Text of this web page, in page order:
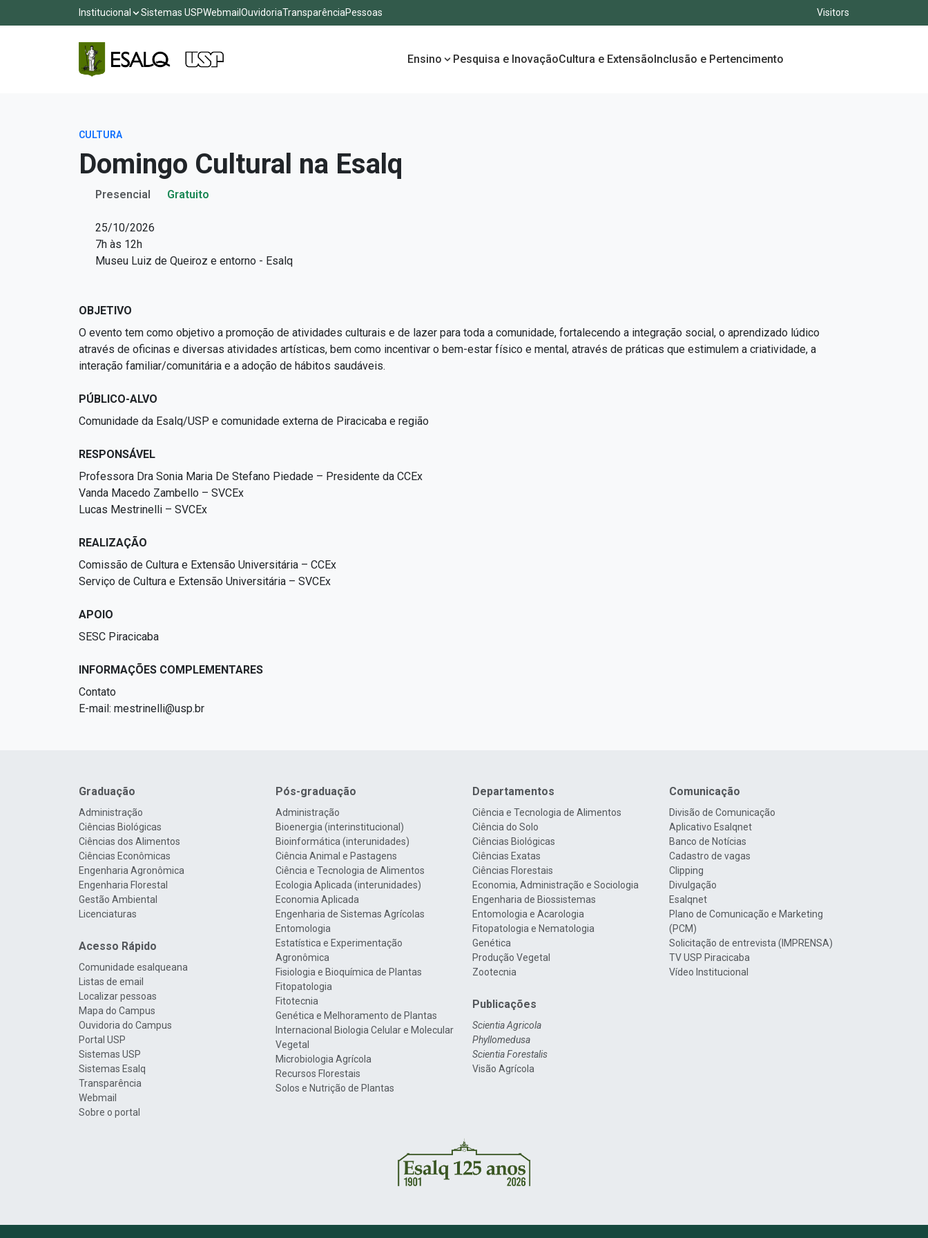
Institucional Sistemas USPWebmail OuvidoriaTransparênciaPessoas Visitors
Ensino Pesquisa e InovaçãoCultura e ExtensãoInclusão e Pertencimento
CULTURA
Domingo Cultural na Esalq
Presencial Gratuito
25/10/2026
7h às 12h
Museu Luiz de Queiroz e entorno - Esalq
OBJETIVO
O evento tem como objetivo a promoção de atividades culturais e de lazer para toda a comunidade, fortalecendo a integração social, o aprendizado lúdico
através de oficinas e diversas atividades artísticas, bem como incentivar o bem-estar físico e mental, através de práticas que estimulem a criatividade, a
interação familiar/comunitária e a adoção de hábitos saudáveis.
PÚBLICO-ALVO
Comunidade da Esalq/USP e comunidade externa de Piracicaba e região
RESPONSÁVEL
Professora Dra Sonia Maria De Stefano Piedade – Presidente da CCEx
Vanda Macedo Zambello – SVCEx
Lucas Mestrinelli – SVCEx
REALIZAÇÃO
Comissão de Cultura e Extensão Universitária – CCEx
Serviço de Cultura e Extensão Universitária – SVCEx
APOIO
SESC Piracicaba
INFORMAÇÕES COMPLEMENTARES
Contato
E-mail: mestrinelli@usp.br
Graduação
Administração
Ciências Biológicas
Ciências dos Alimentos
Ciências Econômicas
Engenharia Agronômica
Engenharia Florestal
Gestão Ambiental
Licenciaturas
Acesso Rápido
Comunidade esalqueana
Listas de email
Localizar pessoas
Mapa do Campus
Ouvidoria do Campus
Portal USP
Sistemas USP
Sistemas Esalq
Transparência
Webmail
Sobre o portal
Pós-graduação
Administração
Bioenergia (interinstitucional)
Bioinformática (interunidades)
Ciência Animal e Pastagens
Ciência e Tecnologia de Alimentos
Ecologia Aplicada (interunidades)
Economia Aplicada
Engenharia de Sistemas Agrícolas
Entomologia
Estatística e Experimentação
Agronômica
Fisiologia e Bioquímica de Plantas
Fitopatologia
Fitotecnia
Genética e Melhoramento de Plantas
Internacional Biologia Celular e Molecular
Vegetal
Microbiologia Agrícola
Recursos Florestais
Solos e Nutrição de Plantas
Departamentos
Ciência e Tecnologia de Alimentos
Ciência do Solo
Ciências Biológicas
Ciências Exatas
Ciências Florestais
Economia, Administração e Sociologia
Engenharia de Biossistemas
Entomologia e Acarologia
Fitopatologia e Nematologia
Genética
Produção Vegetal
Zootecnia
Publicações
Scientia Agricola
Phyllomedusa
Scientia Forestalis
Visão Agrícola
Comunicação
Divisão de Comunicação
Aplicativo Esalqnet
Banco de Notícias
Cadastro de vagas
Clipping
Divulgação
Esalqnet
Plano de Comunicação e Marketing
(PCM)
Solicitação de entrevista (IMPRENSA)
TV USP Piracicaba
Vídeo Institucional